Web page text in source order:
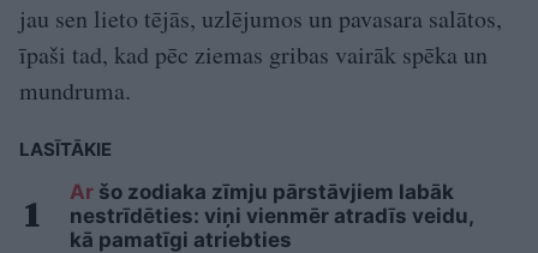
jau sen lieto tējās, uzlējumos un pavasara salātos,
īpaši tad, kad pēc ziemas gribas vairāk spēka un
mundruma.
LASĪTĀKIE
Ar šo zodiaka zīmju pārstāvjiem labāk
nestrīdēties: viņi vienmēr atradīs veidu,
kā pamatīgi atriebties